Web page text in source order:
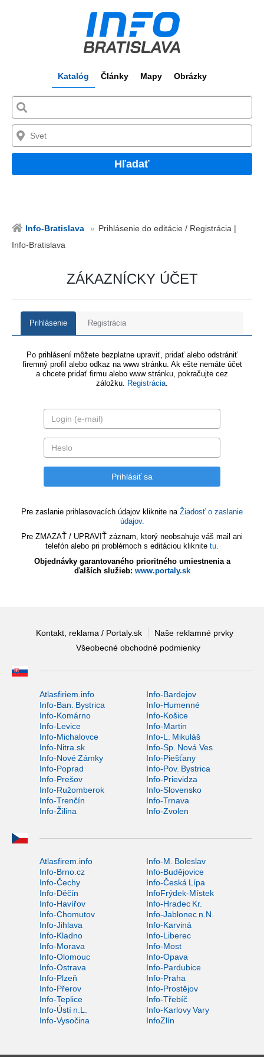
Katalóg Články Mapy Obrázky
Hľadať
Info-Bratislava
Prihlásenie do editácie / Registrácia |
Info-Bratislava
ZÁKAZNÍCKY ÚČET
Prihlásenie Registrácia
Po prihlásení môžete bezplatne upraviť, pridať alebo odstrániť
firemný profil alebo odkaz na www stránku. Ak ešte nemáte účet
a chcete pridať firmu alebo www stránku, pokračujte cez
záložku. Registrácia.
Pre zaslanie prihlasovacích údajov kliknite na Žiadosť o zaslanie
údajov.
Pre ZMAZAŤ / UPRAVIŤ záznam, ktorý neobsahuje váš mail ani
telefón alebo pri problémoch s editáciou kliknite tu.
Objednávky garantovaného prioritného umiestnenia a
ďalších služieb: www.portaly.sk
Kontakt, reklama / Portaly.sk
Naše reklamné prvky
Všeobecné obchodné podmienky
Atlasfiriem.info
Info-Bardejov
Info-Ban. Bystrica
Info-Humenné
Info-Komárno
Info-Košice
Info-Levice
Info-Martin
Info-Michalovce
Info-L. Mikuláš
Info-Nitra.sk
Info-Sp. Nová Ves
Info-Nové Zámky
Info-Piešťany
Info-Poprad
Info-Pov. Bystrica
Info-Prešov
Info-Prievidza
Info-Ružomberok
Info-Slovensko
Info-Trenčín
Info-Trnava
Info-Žilina
Info-Zvolen
Atlasfirem.info
Info-M. Boleslav
Info-Brno.cz
Info-Budějovice
Info-Čechy
Info-Česká Lípa
Info-Děčín
InfoFrýdek-Místek
Info-Havířov
Info-Hradec Kr.
Info-Chomutov
Info-Jablonec n.N.
Info-Jihlava
Info-Karviná
Info-Kladno
Info-Liberec
Info-Morava
Info-Most
Info-Olomouc
Info-Opava
Info-Ostrava
Info-Pardubice
Info-Plzeň
Info-Praha
Info-Přerov
Info-Prostějov
Info-Teplice
Info-Třebíč
Info-Ústí n.L.
Info-Karlovy Vary
Info-Vysočina
InfoZlín